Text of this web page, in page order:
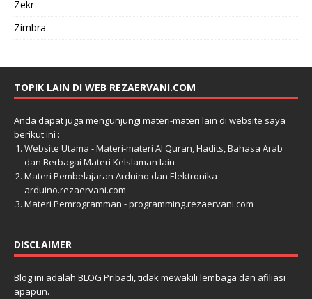
Zekr
Zimbra
TOPIK LAIN DI WEB REZAERVANI.COM
Anda dapat juga mengunjungi materi-materi lain di website saya
berikut ini :
Website Utama - Materi-materi Al Quran, Hadits, Bahasa Arab
dan Berbagai Materi KeIslaman lain
Materi Pembelajaran Arduino dan Elektronika -
arduino.rezaervani.com
Materi Pemrogramman - programming.rezaervani.com
DISCLAIMER
Blog ini adalah BLOG Pribadi, tidak mewakili lembaga dan afiliasi
apapun.